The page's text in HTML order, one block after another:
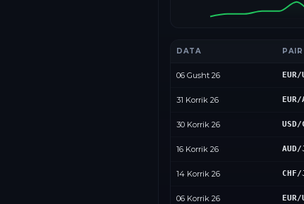
DATA PAIR
06 Gusht 26 EUR/
31 Korrik 26 EUR/
30 Korrik 26 USD/
16 Korrik 26 AUD/
14 Korrik 26 CHF/
06 Korrik 26 EUR/